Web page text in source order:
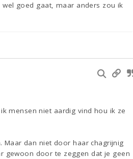
goed gaat, maar anders zou ik
mensen niet aardig vind hou ik ze
Maar dan niet door haar chagrijnig
gewoon door te zeggen dat je geen